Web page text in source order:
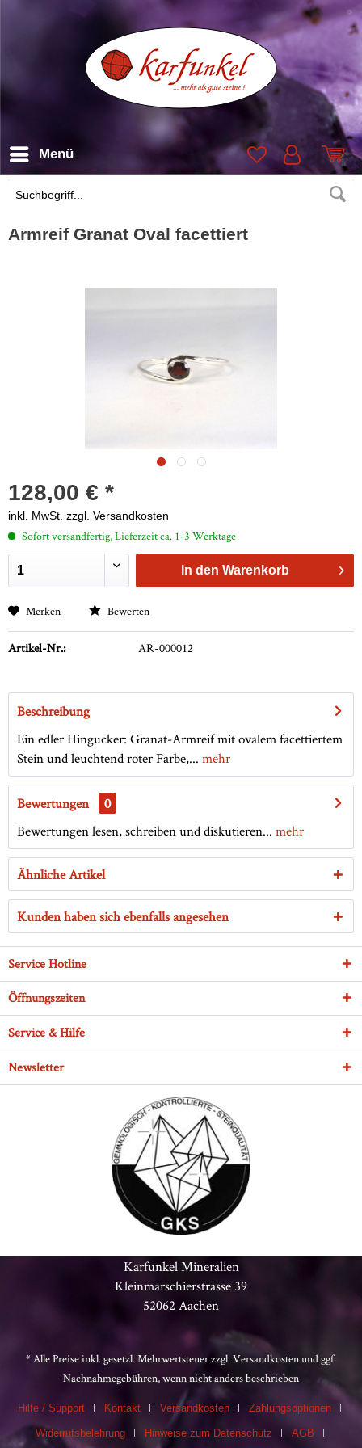
Suchen
Menü
Armreif Granat Oval facettiert
128,00 € *
inkl. MwSt. zzgl. Versandkosten
Sofort versandfertig, Lieferzeit ca. 1-3 Werktage
In den Warenkorb
Merken Bewerten
Artikel-Nr.: AR-000012
Beschreibung
Ein edler Hingucker: Granat-Armreif mit ovalem facettiertem
Stein und leuchtend roter Farbe,... mehr
Bewertungen
0
Bewertungen lesen, schreiben und diskutieren... mehr
Ähnliche Artikel
Kunden haben sich ebenfalls angesehen
Service Hotline
Öffnungszeiten
Service & Hilfe
Newsletter
Karfunkel Mineralien
Kleinmarschierstrasse 39
52062 Aachen
* Alle Preise inkl. gesetzl. Mehrwertsteuer zzgl.Versandkostenund ggf.
Nachnahmegebühren, wenn nicht anders beschrieben
Hilfe / Support Kontakt Versandkosten Zahlungsoptionen
Widerrufsbelehrung Hinweise zum Datenschutz AGB